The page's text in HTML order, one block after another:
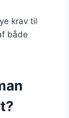
krav til
både